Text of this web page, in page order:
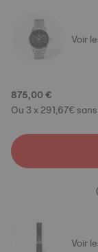
Voir
875,00 €
Ou 3 x 291,67€
Voir